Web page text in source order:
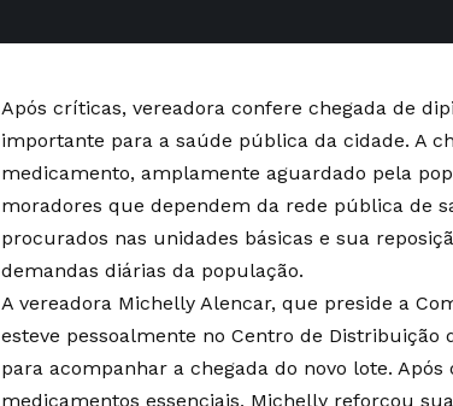
Após críticas, vereadora confere chegada de
importante para a saúde pública da cidade. A
medicamento, amplamente aguardado pela
moradores que dependem da rede pública de
procurados nas unidades básicas e sua
demandas diárias da população.
A vereadora Michelly Alencar, que preside a
esteve pessoalmente no Centro de
para acompanhar a chegada do novo lote.
medicamentos essenciais, Michelly reforçou